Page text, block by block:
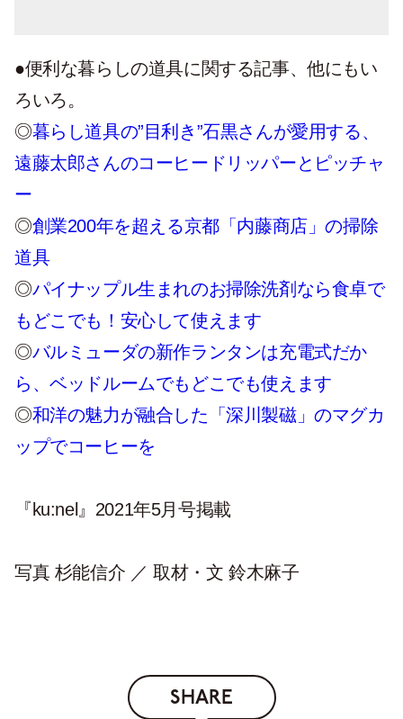
●便利な暮らしの道具に関する記事、他にもい
ろいろ。
◎暮らし道具の”目利き”石黒さんが愛用する、
遠藤太郎さんのコーヒードリッパーとピッチャ
ー
◎創業200年を超える京都「内藤商店」の掃除
道具
◎パイナップル生まれのお掃除洗剤なら食卓で
もどこでも！安心して使えます
◎バルミューダの新作ランタンは充電式だか
ら、ベッドルームでもどこでも使えます
◎和洋の魅力が融合した「深川製磁」のマグカ
ップでコーヒーを
『ku:nel』2021年5月号掲載
写真 杉能信介 ／ 取材・文 鈴木麻子
SHARE